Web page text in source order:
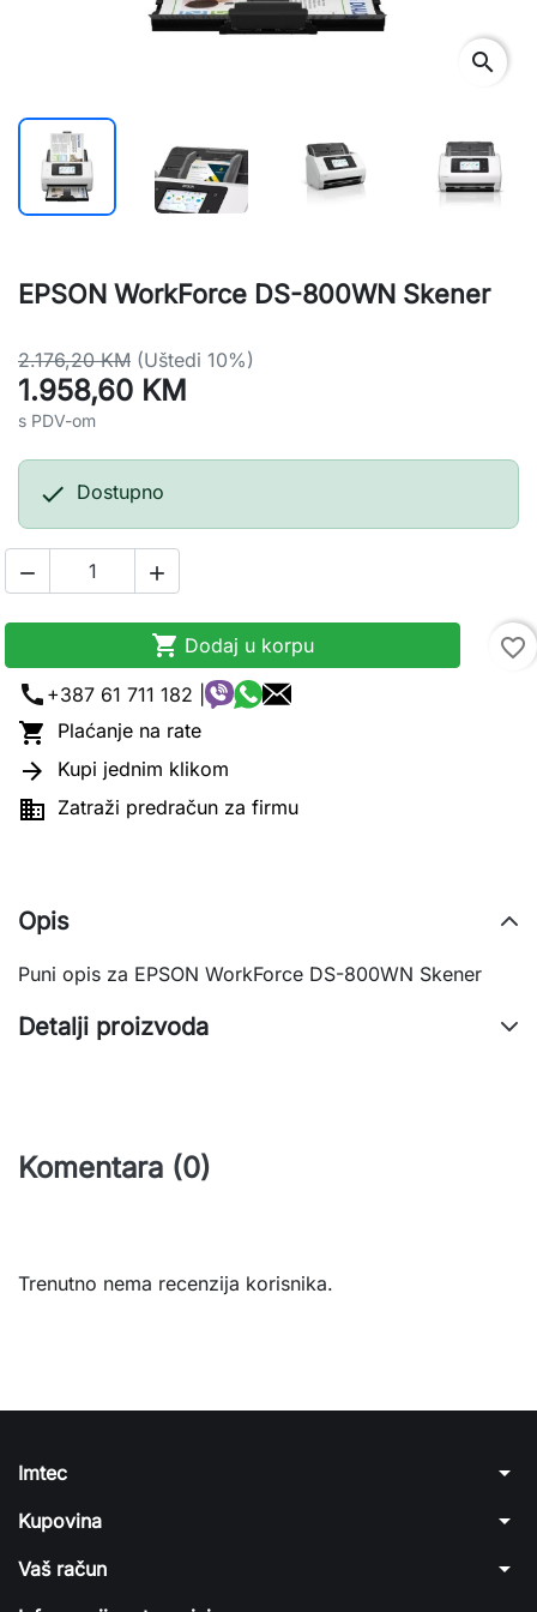
search
EPSON WorkForce DS-800WN Skener
2.176,20 KM (Uštedi 10%)
1.958,60 KM
s PDV-om
 Dostupno
 
 Dodaj u korpu
favorite_border
call +387 61 711 182 |
 Plaćanje na rate
 Kupi jednim klikom
 Zatraži predračun za firmu
Opis
Puni opis za EPSON WorkForce DS-800WN Skener
Detalji proizvoda
Komentara (0)
Trenutno nema recenzija korisnika.
Imtec arrow_drop_down
Kupovina arrow_drop_down
Vaš račun arrow_drop_down